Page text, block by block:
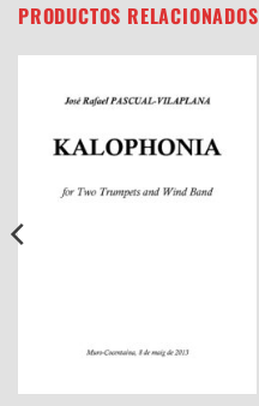
PRODUCTOS RELACIONADOS